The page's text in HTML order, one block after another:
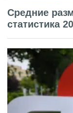
Средние
статистика